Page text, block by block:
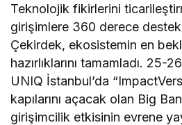
Teknolojik fikirlerini
girişimlere 360 derece
Çekirdek, ekosistemin en
hazırlıklarını tamamladı. 25-
UNIQ İstanbul’da
kapılarını açacak olan Big
girişimcilik etkisinin evrene